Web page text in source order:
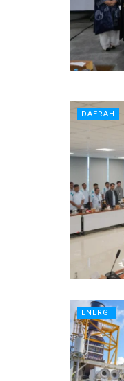
DAERAH
ENERGI